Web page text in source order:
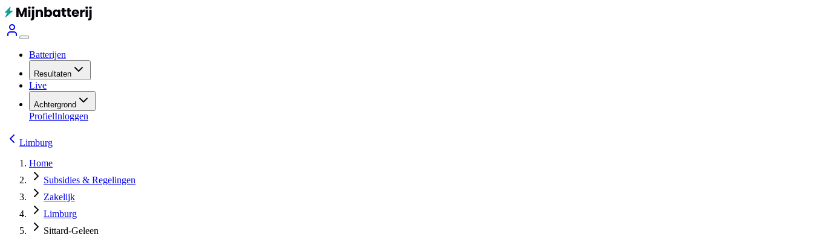
Batterijen
Resultaten
Live
Achtergrond
ProfielInloggen
Limburg
Home
Subsidies & Regelingen
Zakelijk
Limburg
Sittard-Geleen